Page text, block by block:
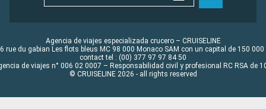
Agencia de viajes especializada crucero – CRUISELINE
rue du gabian Les flots bleus MC 98 000 Monaco SAM con un capital de 150 000
contact tel : (00) 377 97 97 84 50
de viajes n° 006 02 0007 – Responsabilidad civil y profesional RC RSA de
© CRUISELINE 2026 - all rights reserved